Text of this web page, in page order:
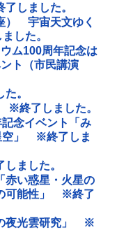
しました。
） 宇宙天文ゆく
した。
ム100周年記念は
ト（市民講演
。
※終了しました。
念イベント「み
空」 ※終了しま
ました。
赤い惑星・火星の
可能性」 ※終了
夜光雲研究」 ※